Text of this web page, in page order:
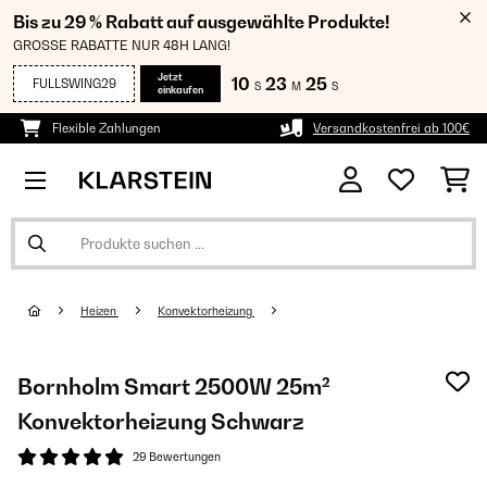
Bis zu 29 % Rabatt auf ausgewählte Produkte!
GROSSE RABATTE NUR 48H LANG!
FULLSWING29
Jetzt
einkaufen
10 S 23 M 25 S
Flexible Zahlungen Versandkostenfrei ab 100€
Heizen Konvektorheizung
Bornholm Smart 2500W 25m²
Konvektorheizung Schwarz
29 Bewertungen